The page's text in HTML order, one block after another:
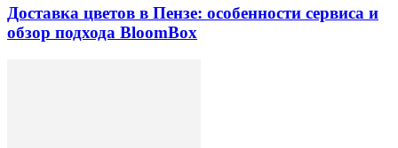
Доставка цветов в Пензе: особенности сервиса и
обзор подхода BloomBox